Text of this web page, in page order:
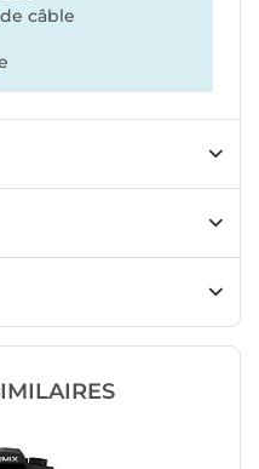
câble